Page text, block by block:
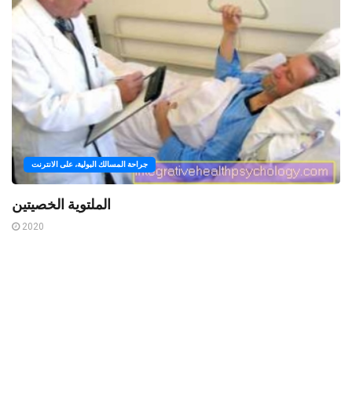
جراحة المسالك البولية، على الانترنت
الملتوية الخصيتين
2020